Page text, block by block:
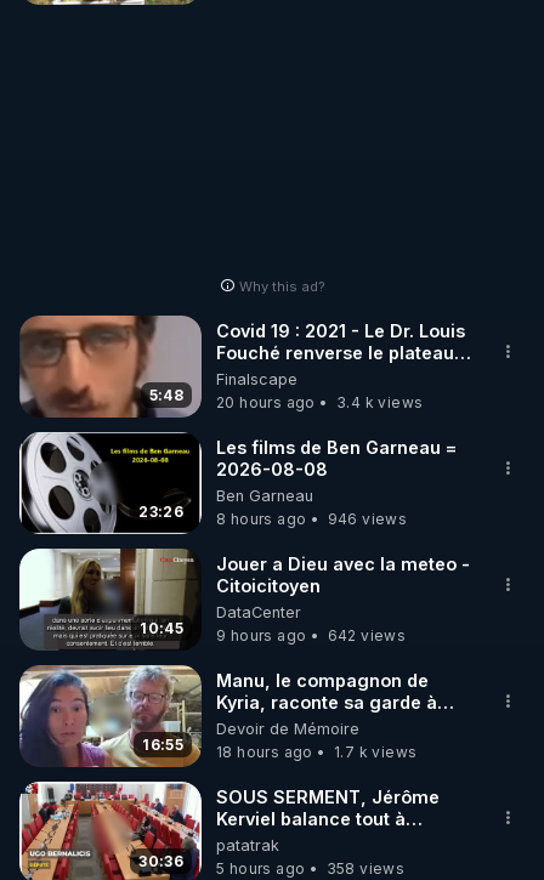
🌱 INSTAGRAM
https://www.instagram.com/rdlr_thierrycasasnovas/
http://rgnr.li/instagram
🌱 LA NEWSLETTER
Pour ne pas rater l’actualité RGNR (stages,
http://rgnr.li/news
🌱 VIDÉOS NON CENSURÉES SUR ODYSEE
Toutes les vidéos Youtube sont aussi sur la
http://rgnr.li/odysee
🌱 LES STAGES EN PRÉSENTIEL
http://rgnr.li/stages
Why this ad?
5:48
Covid 19 : 2021 - Le Dr. Louis
Fouché renverse le plateau
de CNews !
Finalscape
20 hours ago
3.4 k views
23:26
Les films de Ben Garneau =
2026-08-08
Ben Garneau
8 hours ago
946 views
10:45
Jouer a Dieu avec la meteo -
Citoicitoyen
DataCenter
9 hours ago
642 views
16:55
Manu, le compagnon de
Kyria, raconte sa garde à
vue musclée. PARTAGEZ!
Devoir de Mémoire
18 hours ago
1.7 k views
30:36
SOUS SERMENT, Jérôme
Kerviel balance tout à
l'Assemblée !
patatrak
5 hours ago
358 views